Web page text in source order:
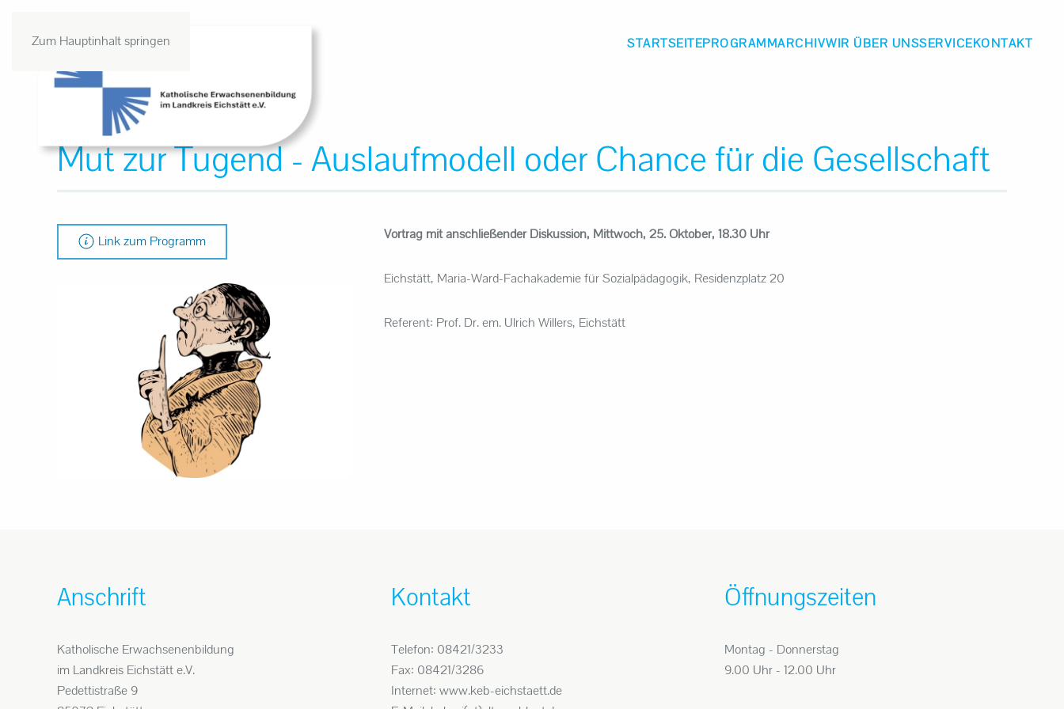
Zum Hauptinhalt springen STARTSEITEPROGRAMMARCHIVWIR ÜBER UNSSERVICEKONTAKT
Mut zur Tugend - Auslaufmodell oder Chance für die Gesellschaft
Link zum Programm Vortrag mit anschließender Diskussion, Mittwoch, 25. Oktober, 18.30 Uhr
Eichstätt, Maria-Ward-Fachakademie für Sozialpädagogik, Residenzplatz 20
Referent: Prof. Dr. em. Ulrich Willers, Eichstätt
Anschrift
Katholische Erwachsenenbildung
im Landkreis Eichstätt e.V.
Pedettistraße 9
Kontakt
Telefon: 08421/3233
Fax: 08421/3286
Internet: www.keb-eichstaett.de
Öffnungszeiten
Montag - Donnerstag
9.00 Uhr - 12.00 Uhr